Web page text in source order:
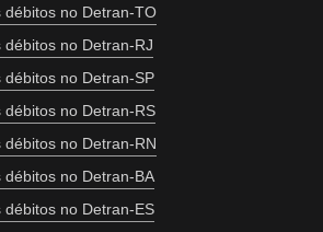
débitos no Detran-TO
débitos no Detran-RJ
débitos no Detran-SP
débitos no Detran-RS
débitos no Detran-RN
débitos no Detran-BA
débitos no Detran-ES